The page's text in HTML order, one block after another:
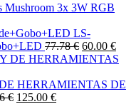
Mushroom 3x 3W RGB
LS-
77.78 € 60.00 €
HERRAMIENTAS DE
€ 125.00 €